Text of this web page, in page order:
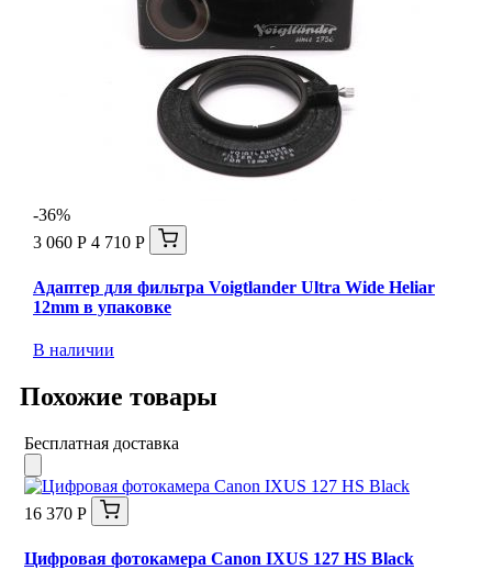
-36%
3 060 Р 4 710 Р
Адаптер для фильтра Voigtlander Ultra Wide Heliar
12mm в упаковке
В наличии
Похожие товары
Бесплатная доставка
16 370 Р
Цифровая фотокамера Canon IXUS 127 HS Black